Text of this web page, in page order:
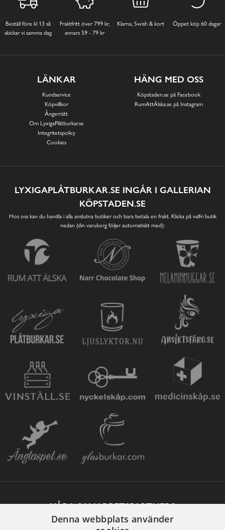
Beställ före kl 13 så
skickar vi samma dag
Fraktfritt över 799 kr,
annars 59 - 79 kr
Klarna, Swish & kort Öppet köp 60 dagar
LÄNKAR
Kundservice
Köpvillkor
Ångerrätt
Om LyxigaPlåtburkar.se
Integritetspolicy
Cookies
HÄNG MED OSS
Köpstaden.se på Facebook
RumAttÄlska.se på Instagram
LYXIGAPLÅTBURKAR.SE INGÅR I GALLERIAN
KÖPSTADEN.SE
Hos oss kan du handla i alla anslutna butiker och bara betala en frakt. Klicka på valfri butik
nedan (din varukorg följer automatiskt med):
VÅRA SAMARBETSPARTNERS
Denna webbplats använder